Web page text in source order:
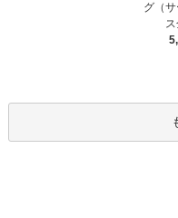
グ（
ス